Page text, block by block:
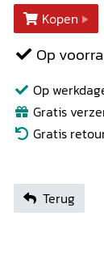
Kopen
Op
Op
Gratis
Gratis
Terug